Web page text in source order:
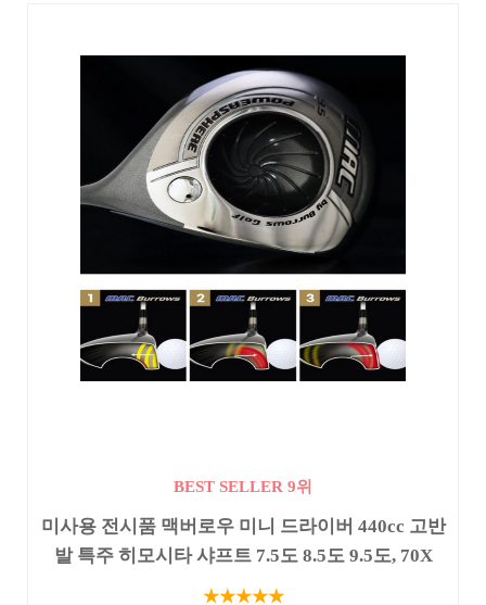
BEST SELLER 9위
미사용 전시품 맥버로우 미니 드라이버 440cc 고반
발 특주 히모시타 샤프트 7.5도 8.5도 9.5도, 70X
★★★★★